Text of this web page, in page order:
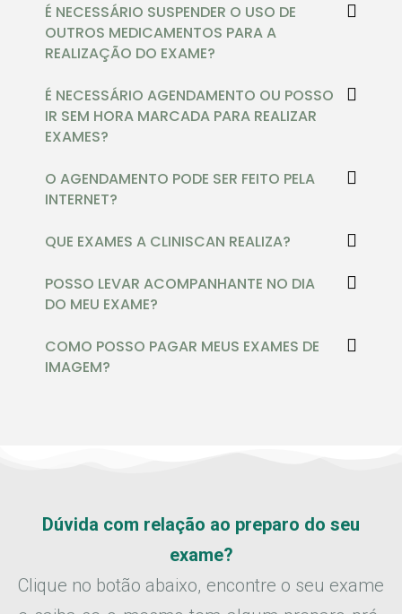
É NECESSÁRIO SUSPENDER O USO DE
OUTROS MEDICAMENTOS PARA A
REALIZAÇÃO DO EXAME?
É NECESSÁRIO AGENDAMENTO OU POSSO
IR SEM HORA MARCADA PARA REALIZAR
EXAMES?
O AGENDAMENTO PODE SER FEITO PELA
INTERNET?
QUE EXAMES A CLINISCAN REALIZA?
POSSO LEVAR ACOMPANHANTE NO DIA
DO MEU EXAME?
COMO POSSO PAGAR MEUS EXAMES DE
IMAGEM?
Dúvida com relação ao preparo do seu
exame?
Clique no botão abaixo, encontre o seu exame